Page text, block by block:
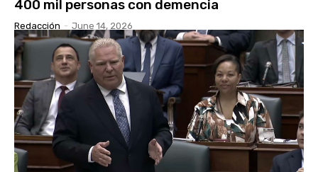
400 mil personas con demencia
Redacción - June 14, 2026